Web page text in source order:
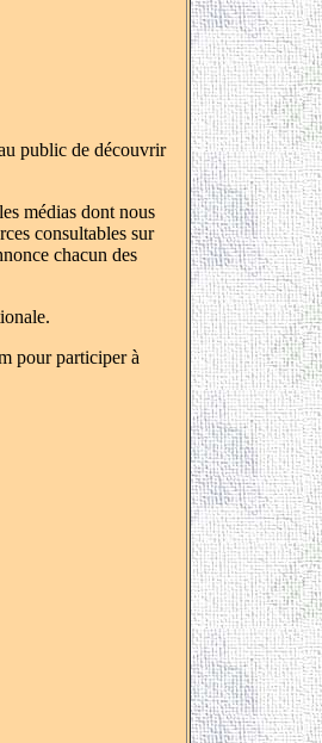
public de découvrir
médias dont nous
consultables sur
chacun des
pour participer à